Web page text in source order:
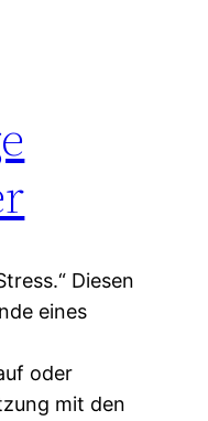
Diesen
eines
oder
mit den